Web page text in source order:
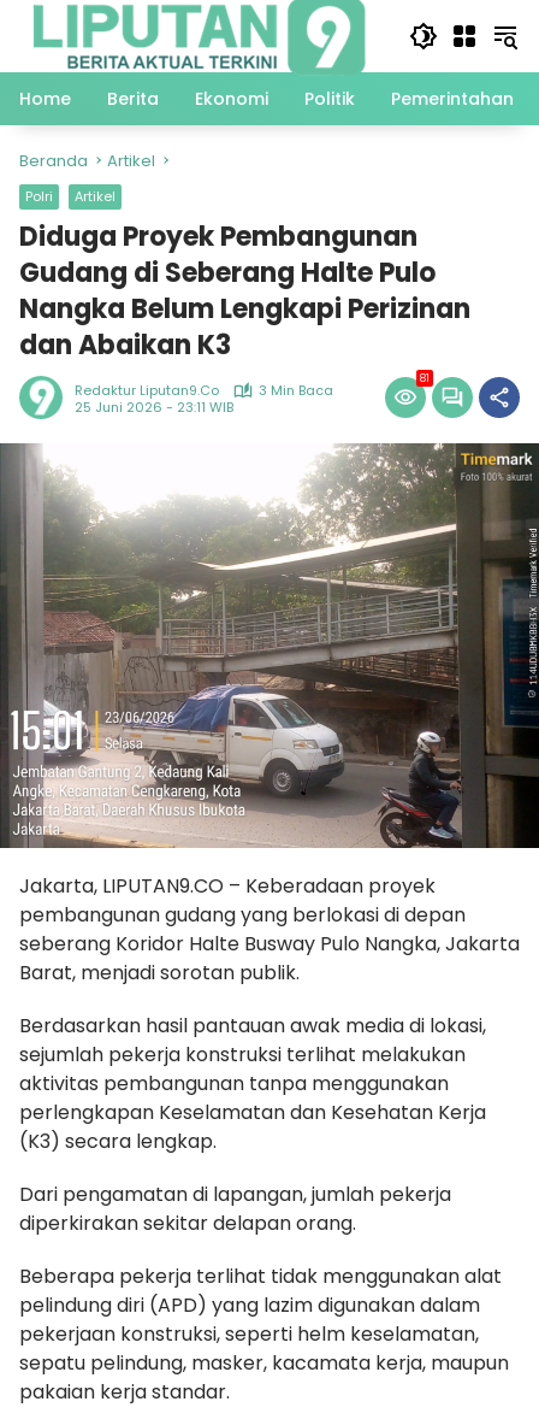
Langsung
Home
Berita Ekonomi Politik Pemerintahan
Beranda Artikel
Polri Artikel
Diduga Proyek Pembangunan
Gudang di Seberang Halte Pulo
Nangka Belum Lengkapi Perizinan
dan Abaikan K3
Redaktur Liputan9.co
3 Min Baca
25 Juni 2026 - 23:11 WIB
81
Jakarta, LIPUTAN9.CO – Keberadaan proyek
pembangunan gudang yang berlokasi di depan
seberang Koridor Halte Busway Pulo Nangka, Jakarta
Barat, menjadi sorotan publik.
Berdasarkan hasil pantauan awak media di lokasi,
sejumlah pekerja konstruksi terlihat melakukan
aktivitas pembangunan tanpa menggunakan
perlengkapan Keselamatan dan Kesehatan Kerja
(K3) secara lengkap.
Dari pengamatan di lapangan, jumlah pekerja
diperkirakan sekitar delapan orang.
Beberapa pekerja terlihat tidak menggunakan alat
pelindung diri (APD) yang lazim digunakan dalam
pekerjaan konstruksi, seperti helm keselamatan,
sepatu pelindung, masker, kacamata kerja, maupun
pakaian kerja standar.